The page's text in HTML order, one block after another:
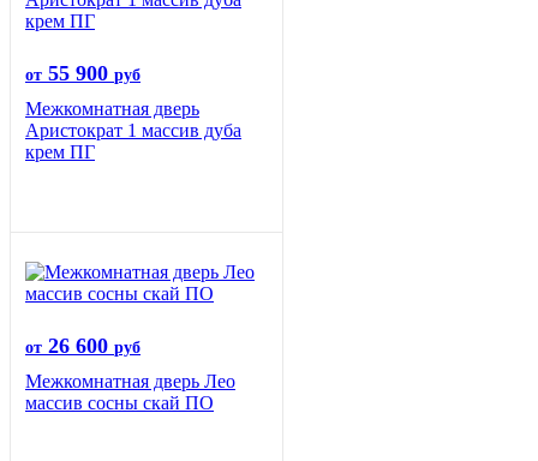
от 55 900 руб
Межкомнатная дверь
Аристократ 1 массив дуба
крем ПГ
от 26 600 руб
Межкомнатная дверь Лео
массив сосны скай ПО